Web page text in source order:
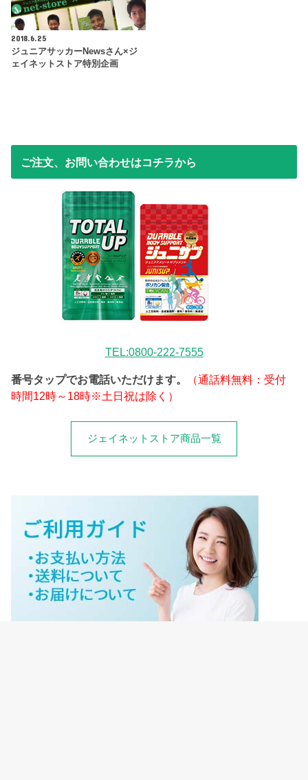
2018.6.25
ジュニアサッカーNewsさん×ジ
ェイネットストア特別企画
ご注文、お問い合わせはコチラから
TEL:0800-222-7555
番号タップでお電話いただけます。
（通話料無料：受付
時間12時～18時※土日祝は除く）
ジェイネットストア商品一覧